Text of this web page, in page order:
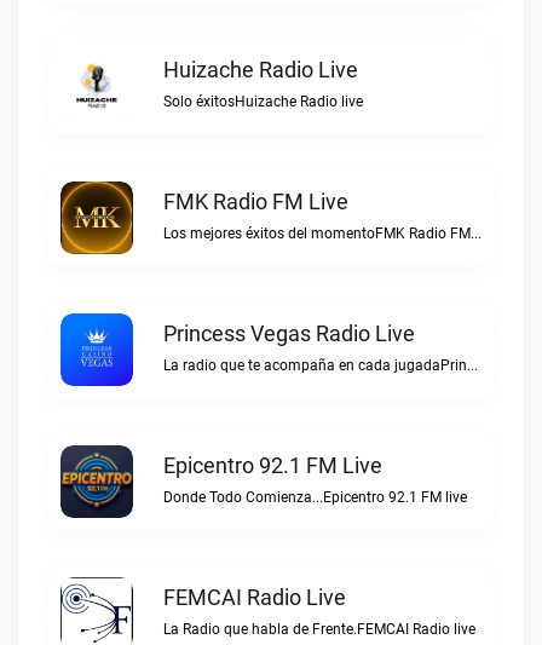
Huizache Radio Live
Solo éxitosHuizache Radio live
FMK Radio FM Live
Los mejores éxitos del momentoFMK Radio FM live
Princess Vegas Radio Live
La radio que te acompaña en cada jugadaPrincess Vegas Radio live
Epicentro 92.1 FM Live
Donde Todo Comienza...Epicentro 92.1 FM live
FEMCAI Radio Live
La Radio que habla de Frente.FEMCAI Radio live